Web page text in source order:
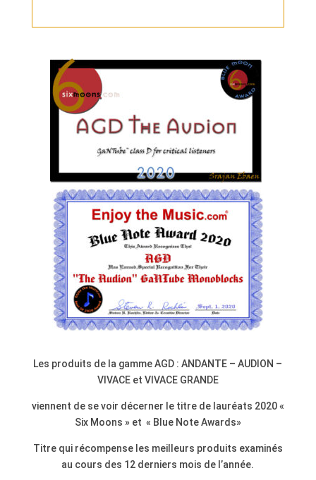
Les produits de la gamme AGD : ANDANTE – AUDION –
VIVACE et VIVACE GRANDE
viennent de se voir décerner le titre de lauréats 2020 «
Six Moons » et « Blue Note Awards»
Titre qui récompense les meilleurs produits examinés
au cours des 12 derniers mois de l’année.